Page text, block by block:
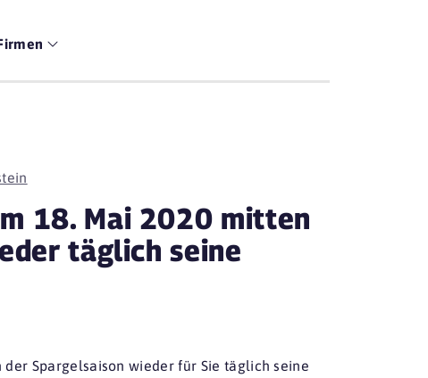
18. Mai 2020 mitten
täglich seine
Spargelsaison wieder für Sie täglich seine